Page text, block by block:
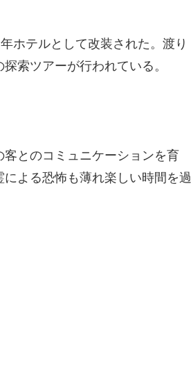
ホテルとして改装された。渡り
索ツアーが行われている。
とのコミュニケーションを育
よる恐怖も薄れ楽しい時間を過